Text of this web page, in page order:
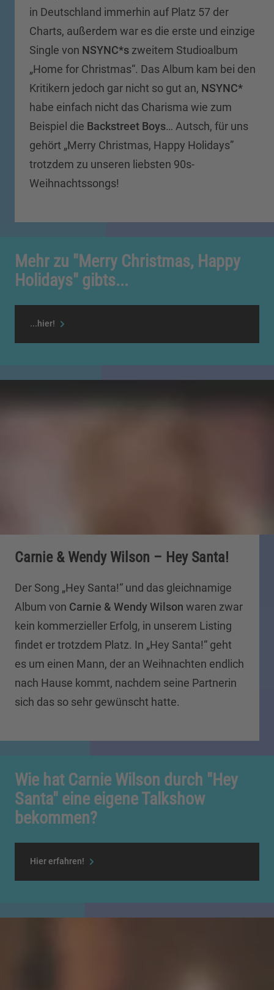
in Deutschland immerhin auf Platz 57 der
Charts, außerdem war es die erste und einzige
Single von NSYNC*s zweitem Studioalbum
„Home for Christmas“. Das Album kam bei den
Kritikern jedoch gar nicht so gut an, NSYNC*
habe einfach nicht das Charisma wie zum
Beispiel die Backstreet Boys… Autsch, für uns
gehört „Merry Christmas, Happy Holidays”
trotzdem zu unseren liebsten 90s-
Weihnachtssongs!
Mehr zu "Merry Christmas, Happy
Holidays" gibts...
...hier!
Carnie & Wendy Wilson – Hey Santa!
Der Song „Hey Santa!“ und das gleichnamige
Album von Carnie & Wendy Wilson waren zwar
kein kommerzieller Erfolg, in unserem Listing
findet er trotzdem Platz. In „Hey Santa!“ geht
es um einen Mann, der an Weihnachten endlich
nach Hause kommt, nachdem seine Partnerin
sich das so sehr gewünscht hatte.
Wie hat Carnie Wilson durch "Hey
Santa" eine eigene Talkshow
bekommen?
Hier erfahren!